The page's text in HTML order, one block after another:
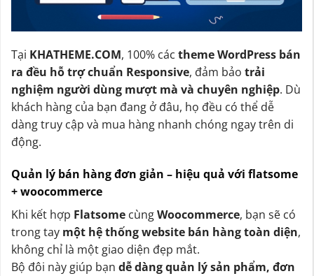
Tại KHATHEME.COM, 100% các theme WordPress bán
ra đều hỗ trợ chuẩn Responsive, đảm bảo trải
nghiệm người dùng mượt mà và chuyên nghiệp. Dù
khách hàng của bạn đang ở đâu, họ đều có thể dễ
dàng truy cập và mua hàng nhanh chóng ngay trên di
động.
Quản lý bán hàng đơn giản – hiệu quả với flatsome
+ woocommerce
Khi kết hợp Flatsome cùngWoocommerce, bạn sẽ có
trong tay một hệ thống website bán hàng toàn diện,
không chỉ là một giao diện đẹp mắt.
Bộ đôi này giúp bạn dễ dàng quản lý sản phẩm, đơn